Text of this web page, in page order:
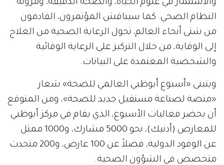
والاستثمار في علوم الحياة، والصحة الدقيقة، ومرونة
النظام الصحي. كما سيناقش المؤتمرون، القادمون
من شتى أنحاء العالم، تحول الرعاية الصحية من العلاج
إلى الوقاية، من خلال التركيز على الرعاية الوقائية
والشخصية المعتمدة على البيانات.
ويتبنى «أسبوع أبوظبي العالمي للصحة» شعار
«منصة لصناعة مستقبل جديد للصحة»، ومن المتوقع
أن يحضر فعاليات الأسبوع، الذي يقام في مركز أبوظبي
للمعارض (أدنيك)، نحو 5000 مشارك، و1000 ممثل
عن الوفود الدولية، فضلاً عن 100 عارض، و200 متحدث
متخصص في الشؤون الصحية.